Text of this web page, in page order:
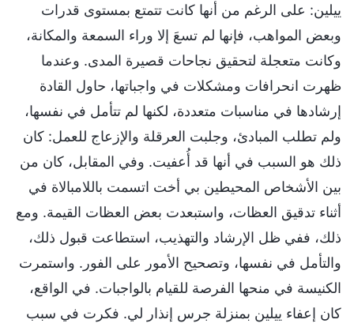
ييلين: على الرغم من أنها كانت تتمتع بمستوى قدرات
وبعض المواهب، فإنها لم تسعَ إلا وراء السمعة والمكانة،
وكانت متعجلة لتحقيق نجاحات قصيرة المدى. وعندما
ظهرت انحرافات ومشكلات في واجباتها، حاول القادة
إرشادها في مناسبات متعددة، لكنها لم تتأمل في نفسها،
ولم تطلب المبادئ، وجلبت العرقلة والإزعاج للعمل: كان
ذلك هو السبب في أنها قد أُعفيت. وفي المقابل، كان من
بين الأشخاص المحيطين بي أخت اتسمت باللامبالاة في
أثناء تدقيق العظات، واستبعدت بعض العظات القيمة. ومع
ذلك، ففي ظل الإرشاد والتهذيب، استطاعت قبول ذلك،
والتأمل في نفسها، وتصحيح الأمور على الفور. واستمرت
الكنيسة في منحها الفرصة للقيام بالواجبات. في الواقع،
كان إعفاء ييلين بمنزلة جرس إنذار لي. فكرت في سبب